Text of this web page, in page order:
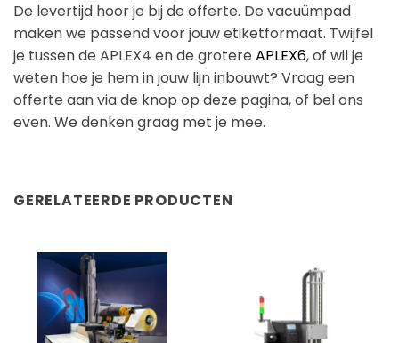
De levertijd hoor je bij de offerte. De vacuümpad
maken we passend voor jouw etiketformaat. Twijfel
je tussen de APLEX4 en de grotere APLEX6, of wil je
weten hoe je hem in jouw lijn inbouwt? Vraag een
offerte aan via de knop op deze pagina, of bel ons
even. We denken graag met je mee.
GERELATEERDE PRODUCTEN